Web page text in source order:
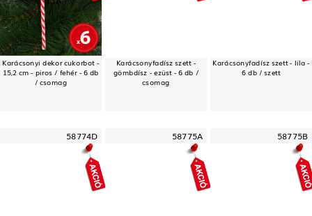
Karácsonyi dekor cukorbot -
15,2 cm - piros / fehér - 6 db
/ csomag
Karácsonyfadísz szett -
gömbdísz - ezüst - 6 db /
csomag
Karácsonyfadísz szett - lila -
6 db / szett
58774D 58775A 58775B